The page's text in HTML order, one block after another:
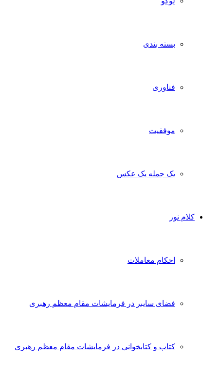
بسته بندی
فناوری
موفقیت
یک جمله یک عکس
کلام نور
احکام معاملات
فضای سایبر در فرمایشات مقام معظم رهبری
کتاب و کتابخوانی در فرمایشات مقام معظم رهبری